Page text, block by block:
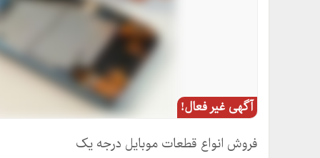
آگهی غیر فعال!
فروش انواع قطعات موبایل درجه یک